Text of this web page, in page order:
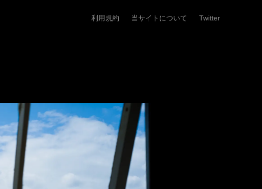
利用規約 当サイトについて Twitter